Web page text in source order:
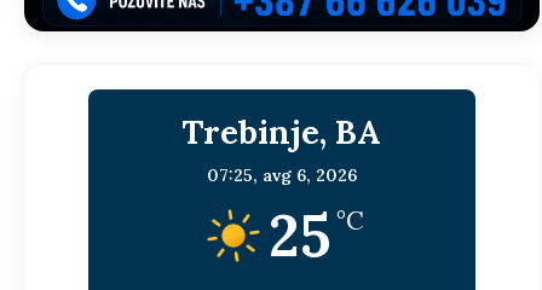
Trebinje, BA
07:25, avg 6, 2026
25 °C